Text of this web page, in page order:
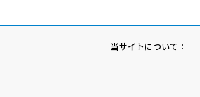
当サイトについて：